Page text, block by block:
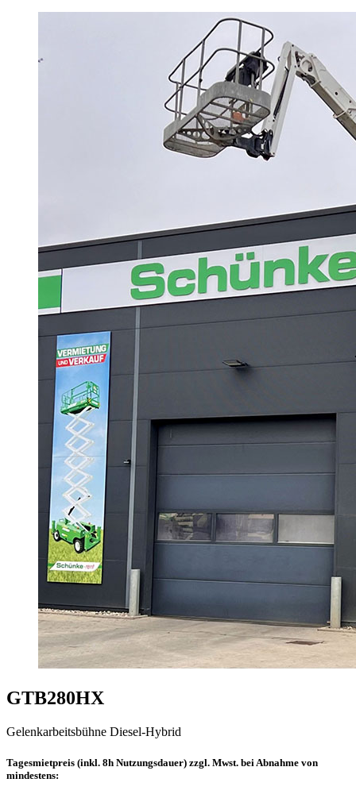
GTB280HX
Gelenkarbeitsbühne Diesel-Hybrid
Tagesmietpreis (inkl. 8h Nutzungsdauer) zzgl. Mwst. bei Abnahme von
mindestens: